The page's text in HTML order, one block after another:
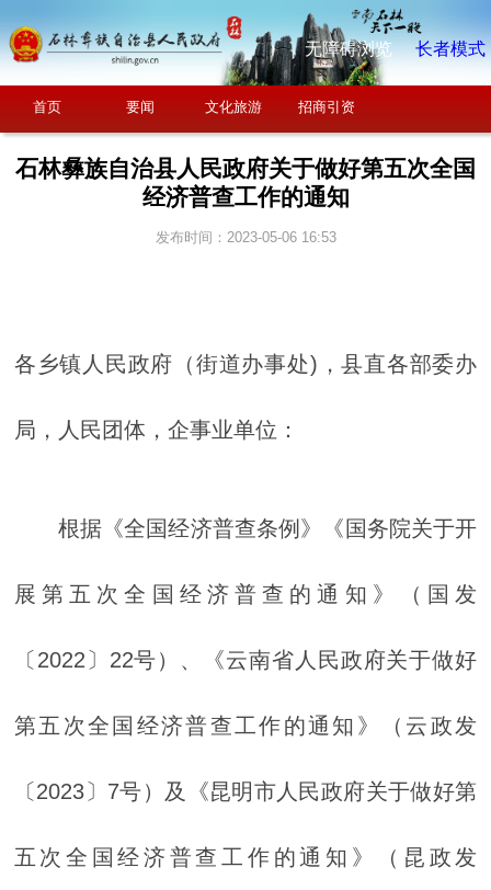
无障碍浏览 长者模式
首页 要闻 文化旅游 招商引资
石林彝族自治县人民政府关于做好第五次全国
经济普查工作的通知
发布时间：2023-05-06 16:53
各乡镇人民政府（街道办事处)，县直各部委办
局，人民团体，企事业单位：
根据《全国经济普查条例》《国务院关于开
展第五次全国经济普查的通知》（国发
〔2022〕22号）、《云南省人民政府关于做好
第五次全国经济普查工作的通知》（云政发
〔2023〕7号）及《昆明市人民政府关于做好第
五次全国经济普查工作的通知》（昆政发